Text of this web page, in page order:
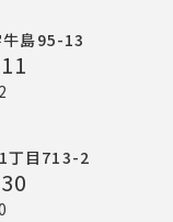
牛島95-13
丁目713-2